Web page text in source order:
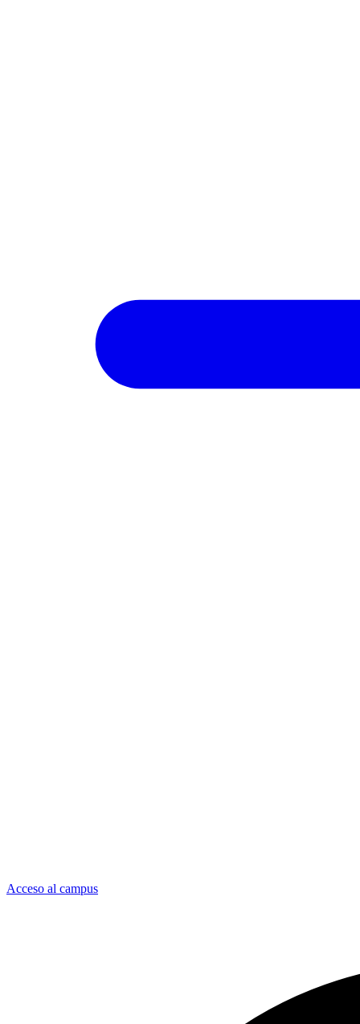
Acceso al campus